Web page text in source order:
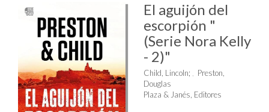
El aguijón del
escorpión "
(Serie Nora Kelly
- 2)"
Child, Lincoln;
Preston,
Douglas
Plaza & Janés, Editores